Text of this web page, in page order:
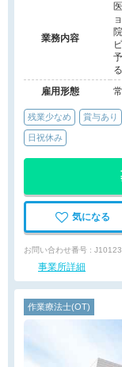
業務内容
雇用形態
残業少なめ 賞与あり
日祝休み
気になる
お問い合わせ番号 :
事業所詳細
作業療法士(OT)